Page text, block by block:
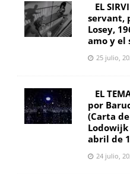
EL
servant,
Losey,
amo y el
25 julio,
EL
por
(Carta
Lodowijk
abril de
24 julio,